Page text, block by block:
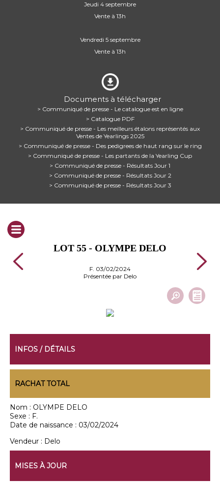
Jeudi 4 septembre
Vente à 13h
Vendredi 5 septembre
Vente à 13h
Documents à télécharger
> Communiqué de presse - Le catalogue est en ligne
> Catalogue PDF
> Communiqué de presse - Les meilleurs étalons représentés aux
Ventes de Yearlings 2025
> Communiqué de presse - Des pedigrees de haut rang sur le ring
> Communiqué de presse - Les partants de la Yearling Cup
> Communiqué de presse - Résultats Jour 1
> Communiqué de presse - Résultats Jour 2
> Communiqué de presse - Résultats Jour 3
LOT 55 - OLYMPE DELO
F. 03/02/2024
Présentée par Delo
INFOS / DÉTAILS
RACHAT TOTAL
Nom : OLYMPE DELO
Sexe : F.
Date de naissance : 03/02/2024
Vendeur : Delo
MISES À JOUR